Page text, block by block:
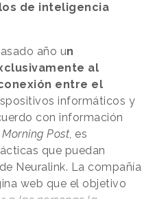
de inteligencia
año un
al
entre el
informáticos y
con información
Post, es
que puedan
Neuralink. La compañía
web que el objetivo